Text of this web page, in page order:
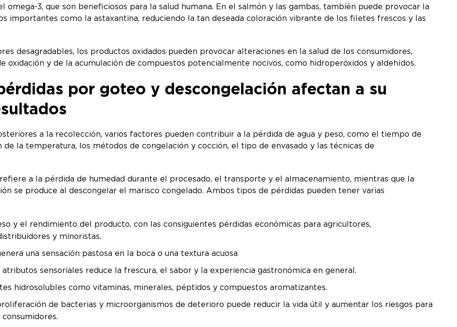
omega-3, que son beneficiosos para la salud humana. En el salmón y las gambas, también puede provocar la
importantes como la astaxantina, reduciendo la tan deseada coloración vibrante de los filetes frescos y las
desagradables, los productos oxidados pueden provocar alteraciones en la salud de los consumidores,
oxidación y de la acumulación de compuestos potencialmente nocivos, como hidroperóxidos y aldehídos.
por goteo y descongelación afectan a su
a la recolección, varios factores pueden contribuir a la pérdida de agua y peso, como el tiempo de
de la temperatura, los métodos de congelación y cocción, el tipo de envasado y las técnicas de
a la pérdida de humedad durante el procesado, el transporte y el almacenamiento, mientras que la
se produce al descongelar el marisco congelado. Ambos tipos de pérdidas pueden tener varias
y el rendimiento del producto, con las consiguientes pérdidas económicas para agricultores,
y minoristas.
una sensación pastosa en la boca o una textura acuosa
sensoriales reduce la frescura, el sabor y la experiencia gastronómica en general.
hidrosolubles como vitaminas, minerales, péptidos y compuestos aromatizantes.
de bacterias y microorganismos de deterioro puede reducir la vida útil y aumentar los riesgos para